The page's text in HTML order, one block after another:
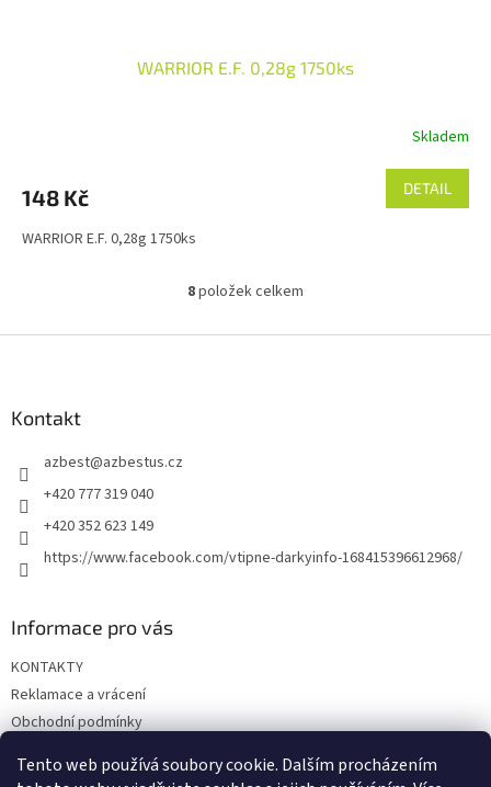
Tento web používá soubory cookie. Dalším procházením
WARRIOR E.F. 0,28g 1750ks
Skladem
148 Kč DETAIL
WARRIOR E.F. 0,28g 1750ks
O
l
y
v
8položek celkem
Kontakt
azbest@azbestus.cz
+420 777 319 040
+420 352 623 149
https://www.facebook.com/vtipne-darkyinfo-168415396612968/
Informace pro vás
KONTAKTY
Reklamace a vrácení
Obchodní podmínky
Doprava a platba